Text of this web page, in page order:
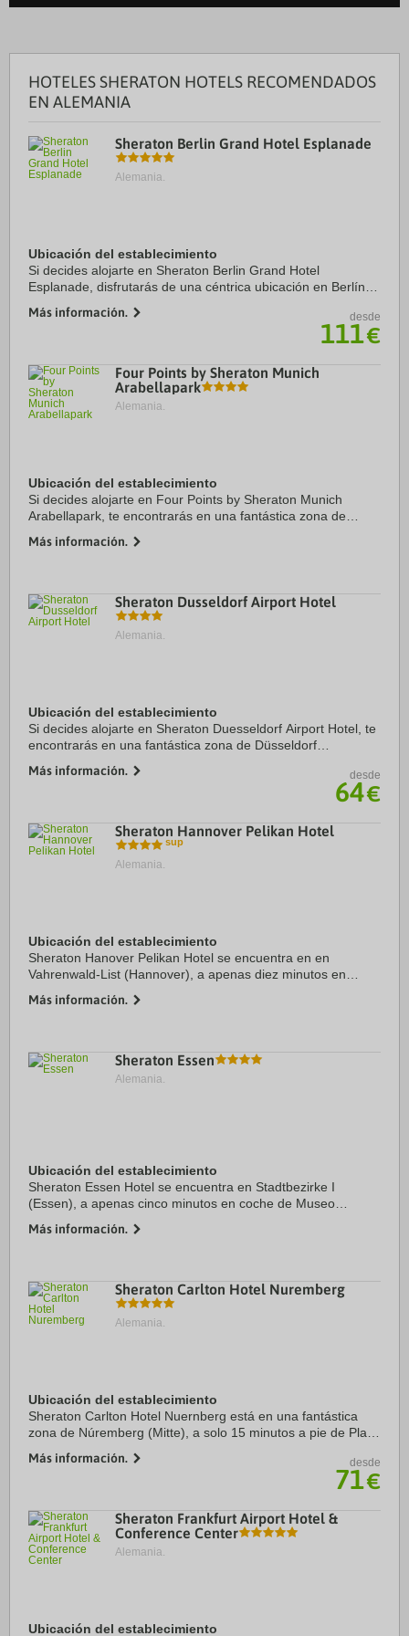
HOTELES SHERATON HOTELS RECOMENDADOS
EN ALEMANIA
Sheraton Berlin Grand Hotel Esplanade
Alemania.
Ubicación del establecimiento
Si decides alojarte en Sheraton Berlin Grand Hotel
Esplanade, disfrutarás de una céntrica ubicación en Berlín, a
Platz. Además, este hotel se ...
Más información. desde
111€
Four Points by Sheraton Munich
Arabellapark
Alemania.
Ubicación del establecimiento
Si decides alojarte en Four Points by Sheraton Munich
Arabellapark, te encontrarás en una fantástica zona de
coche de Jardín inglés y a 7 de Marienplatz. ...
Más información.
Sheraton Dusseldorf Airport Hotel
Alemania.
Ubicación del establecimiento
Si decides alojarte en Sheraton Duesseldorf Airport Hotel, te
encontrarás en una fantástica zona de Düsseldorf
de Messe Düsseldorf y PSD Bank ...
Más información. desde
64€
Sheraton Hannover Pelikan Hotel
Alemania.
Ubicación del establecimiento
Sheraton Hanover Pelikan Hotel se encuentra en en
Vahrenwald-List (Hannover), a apenas diez minutos en
este hotel se encuentra a 4,3 km de Teatro de ...
Más información.
Sheraton Essen
Alemania.
Ubicación del establecimiento
Sheraton Essen Hotel se encuentra en Stadtbezirke I
(Essen), a apenas cinco minutos en coche de Museo
encuentra a 3,4 km de Messe Essen y a 6,2 km de ...
Más información.
Sheraton Carlton Hotel Nuremberg
Alemania.
Ubicación del establecimiento
Sheraton Carlton Hotel Nuernberg está en una fantástica
zona de Núremberg (Mitte), a solo 15 minutos a pie de Plaza
Además, este hotel de lujo se ...
Más información. desde
71€
Sheraton Frankfurt Airport Hotel &
Conference Center
Alemania.
Ubicación del establecimiento